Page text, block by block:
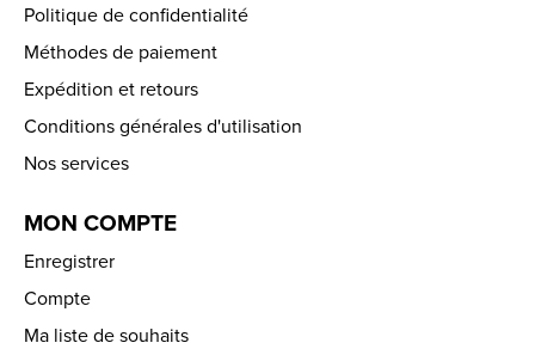
Politique de confidentialité
Méthodes de paiement
Expédition et retours
Conditions générales d'utilisation
Nos services
MON COMPTE
Enregistrer
Compte
Ma liste de souhaits